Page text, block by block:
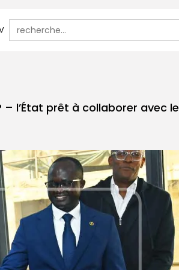
Search
for:
l’État prêt à collaborer avec le